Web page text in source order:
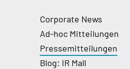
Corporate News
Ad-hoc Mitteilungen
Pressemitteilungen
Blog: IR Mall